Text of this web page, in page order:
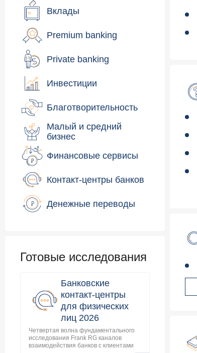
Вклады
Premium banking
Private banking
Инвестиции
Благотворительность
Малый и средний
бизнес
Финансовые сервисы
Контакт-центры банков
Денежные переводы
Готовые исследования
Банковские
контакт-центры
для физических
лиц 2026
Четвертая волна фундаментального
исследования Frank RG каналов
взаимодействия банков с клиентами